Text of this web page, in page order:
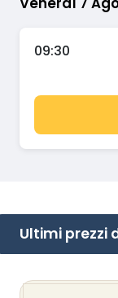
09:30
Ultimi prezzi